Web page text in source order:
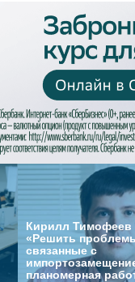
Кирилл
«Решить
связанные с
планомерная